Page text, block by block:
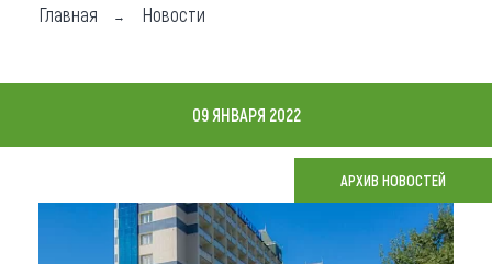
Где остановиться
Что привезти (сувениры)
Главная Новости
09 ЯНВАРЯ 2022
АРХИВ НОВОСТЕЙ